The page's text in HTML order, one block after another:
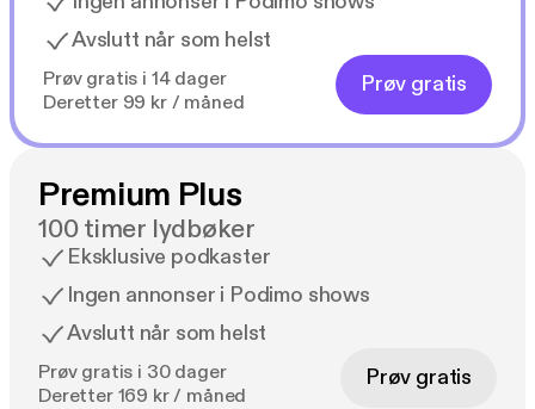
Avslutt når som helst
Prøv gratis i 14 dager
Deretter 99 kr / måned
Prøv gratis
Premium Plus
100 timer lydbøker
Eksklusive podkaster
Ingen annonser i Podimo shows
Avslutt når som helst
Prøv gratis i 30 dager
Deretter 169 kr / måned
Prøv gratis